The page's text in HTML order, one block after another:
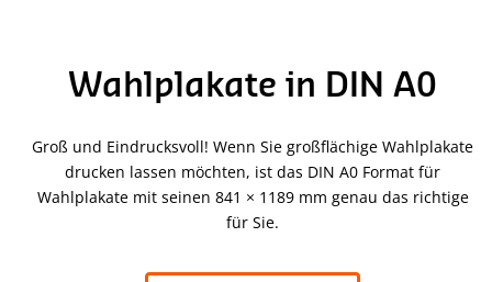
Wahlplakate in DIN A0
Groß und Eindrucksvoll! Wenn Sie großflächige Wahlplakate
drucken lassen möchten, ist das DIN A0 Format für
Wahlplakate mit seinen 841 × 1189 mm genau das richtige
für Sie.